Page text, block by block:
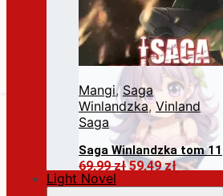
Mangi, Saga
Winlandzka, Vinland
Saga
Saga Winlandzka tom 11
69,99złPierwotna
59,49złAktualna
Dodaj do koszyka
Light Novel